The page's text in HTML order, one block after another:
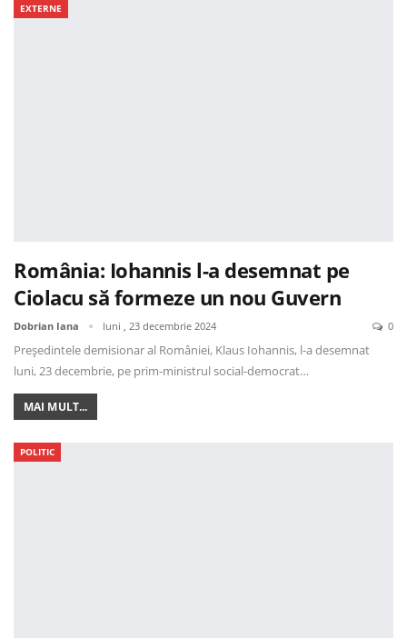
EXTERNE
România: Iohannis l-a desemnat pe
Ciolacu să formeze un nou Guvern
Dobrian Iana luni , 23 decembrie 2024 0
Președintele demisionar al României, Klaus Iohannis, l-a desemnat
luni, 23 decembrie, pe prim-ministrul social-democrat…
MAI MULT...
POLITIC